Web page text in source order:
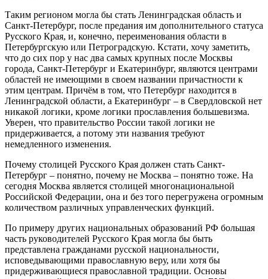
Таким регионом могла бы стать Ленинградская область и
Санкт-Петербург, после предания им дополнительного статуса
Русского Края, и, конечно, переименования области в
Петербургскую или Петроградскую. Кстати, хочу заметить,
что до сих пор у нас два самых крупных после Москвы
города, Санкт-Петербург и Екатеринбург, являются центрами
областей не имеющими в своем названии причастности к
этим центрам. Причём в том, что Петербург находится в
Ленинградской области, а Екатеринбург – в Свердловской нет
никакой логики, кроме логики прославления большевизма.
Уверен, что правительство России такой логики не
придерживается, а потому эти названия требуют
немедленного изменения.
Почему столицей Русского Края должен стать Санкт-
Петербург – понятно, почему не Москва – понятно тоже. На
сегодня Москва является столицей многонациональной
Российской Федерации, она и без того перегружена огромным
количеством различных управленческих функций.
По примеру других национальных образований РФ большая
часть руководителей Русского Края могла бы быть
представлена гражданами русской национальности,
исповедывающими православную веру, или хотя бы
придерживающиеся православной традиции. Основы